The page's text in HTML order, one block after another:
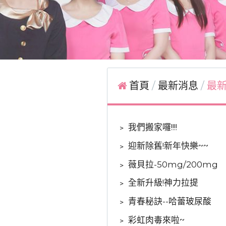
首頁 最新消息 最
﹥ 我們搬家囉!!!!
﹥ 迎新除舊!新年快樂~~
﹥ 薇貝拉-50mg/200mg
﹥ 全新升級!神力拉提
﹥ 青春秘訣--哈蕾玻尿酸
﹥ 彩虹肉毒來啦~